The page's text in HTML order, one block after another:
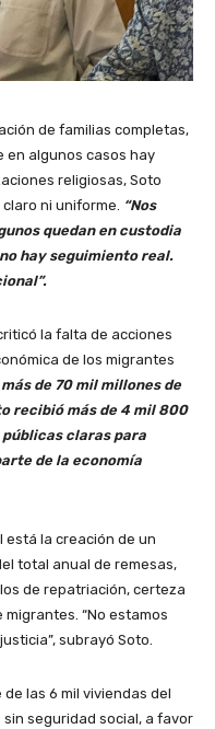
de familias completas,
en algunos casos hay
religiosas, Soto
ni uniforme. “Nos
quedan en custodia
hay seguimiento real.
la falta de acciones
de los migrantes
de 70 mil millones de
recibió más de 4 mil 800
claras para
de la economía
está la creación de un
total anual de remesas,
de repatriación, certeza
“No estamos
subrayó Soto.
las 6 mil viviendas del
sin seguridad social, a favor